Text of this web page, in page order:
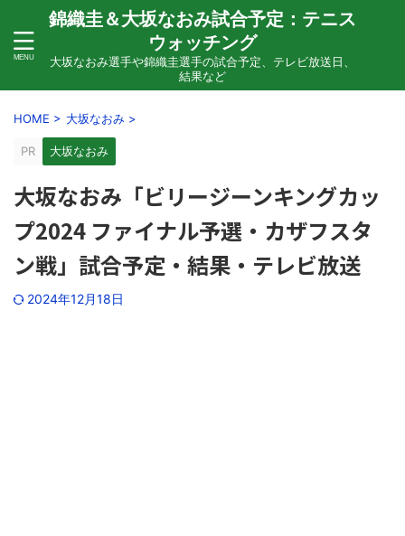
錦織圭＆大坂なおみ試合予定：テニス
ウォッチング
大坂なおみ選手や錦織圭選手の試合予定、テレビ放送日、
結果など
HOME > 大坂なおみ >
PR 大坂なおみ
大坂なおみ「ビリージーンキングカッ
プ2024 ファイナル予選・カザフスタ
ン戦」試合予定・結果・テレビ放送
2024年12月18日